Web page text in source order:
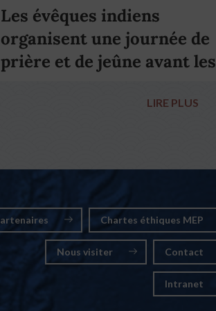
Les évêques indiens
organisent une journée de
prière et de jeûne avant les
LIRE PLUS
Chartes éthiques MEP
Nous visiter Contact
Intranet